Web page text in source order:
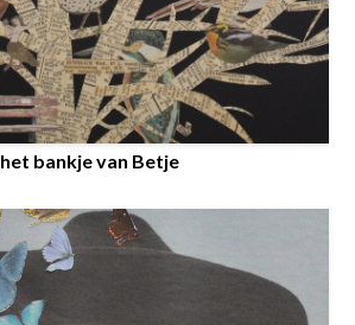
het bankje van Betje